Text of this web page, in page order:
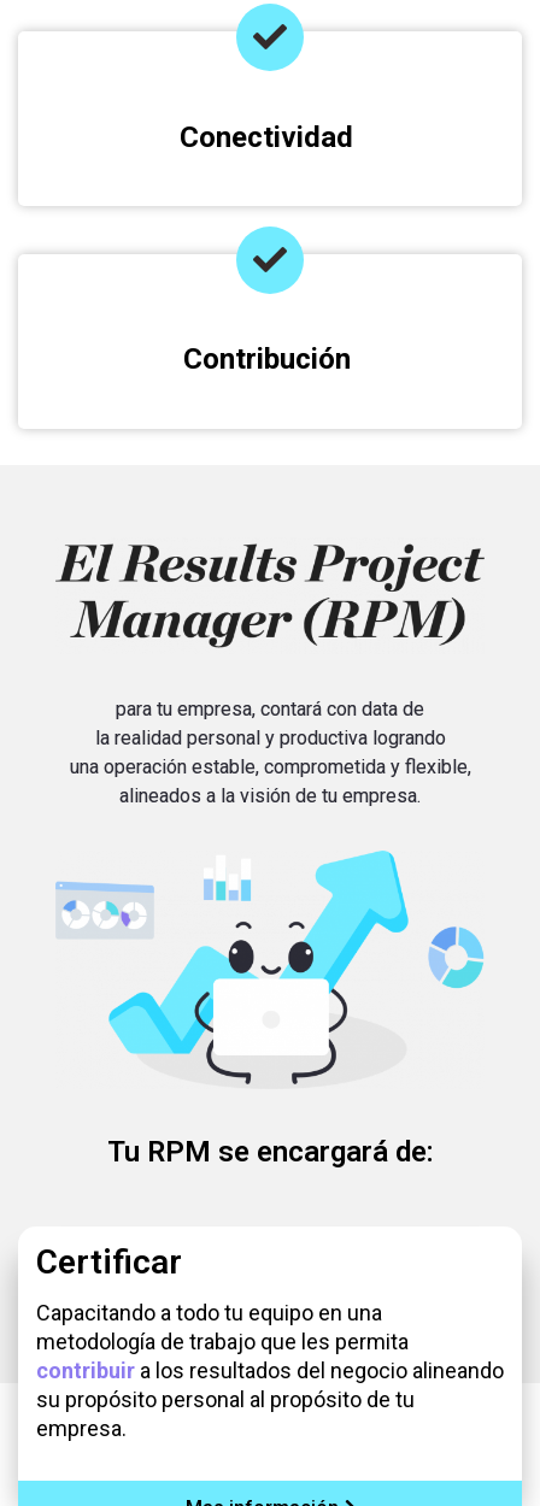
Conectividad
Contribución
para tu empresa, contará con data de
la realidad personal y productiva logrando
una operación estable, comprometida y flexible,
alineados a la visión de tu empresa.
Tu RPM se encargará de:
Certificar
Capacitando a todo tu equipo en una
metodología de trabajo que les permita
contribuir a los resultados del negocio alineando
su propósito personal al propósito de tu
empresa.